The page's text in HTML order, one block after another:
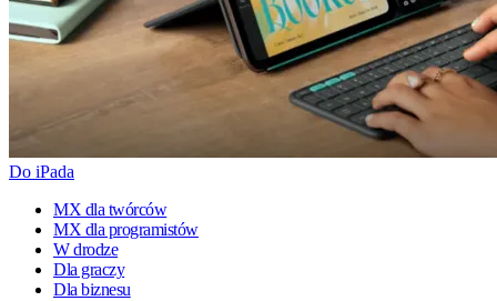
Do iPada
MX dla twórców
MX dla programistów
W drodze
Dla graczy
Dla biznesu